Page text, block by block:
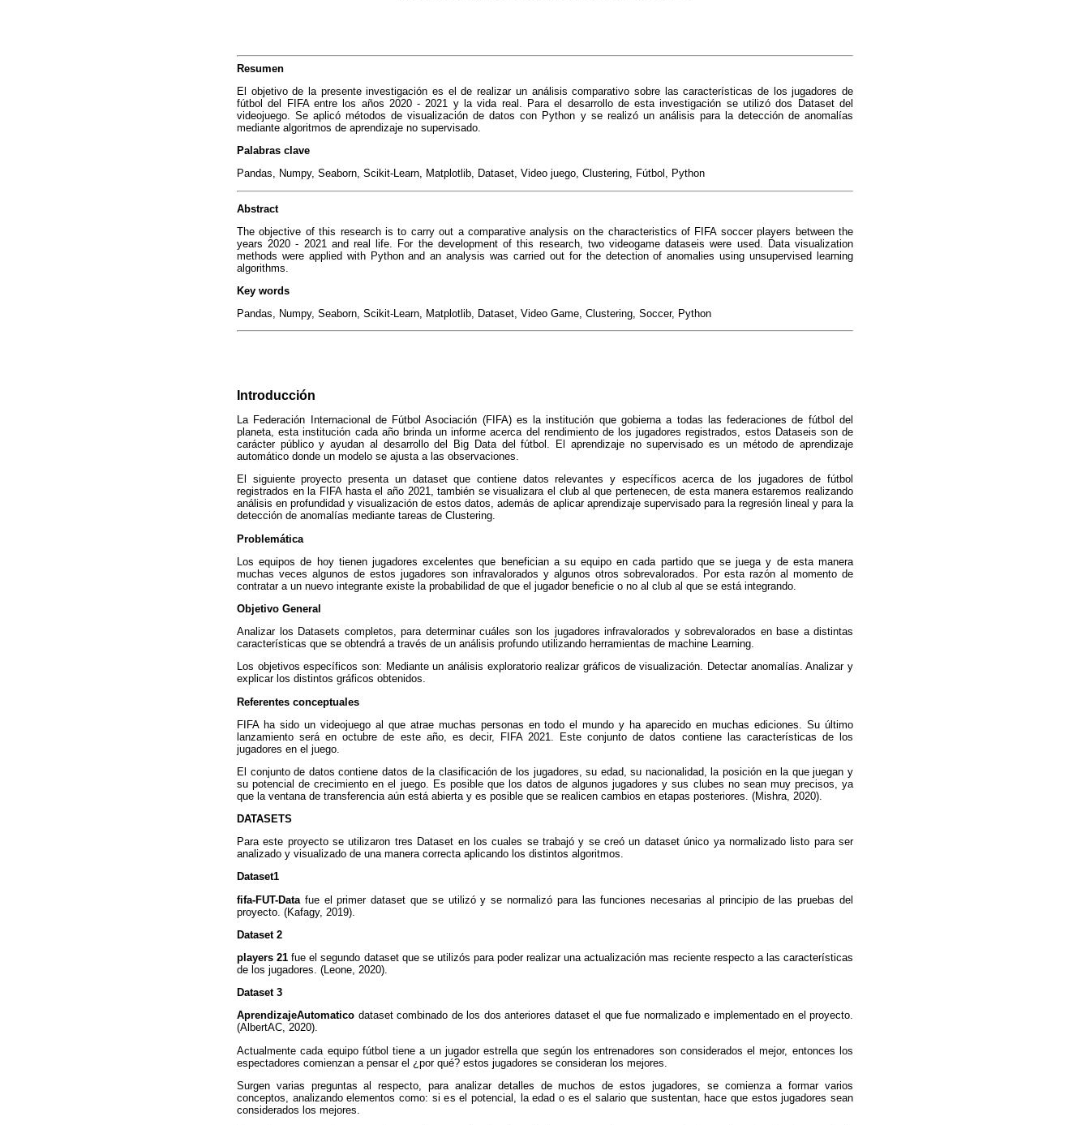
Resumen
El objetivo de la presente investigación es el de realizar un análisis comparativo sobre las características de los jugadores de
fútbol del FIFA entre los años 2020 - 2021 y la vida real. Para el desarrollo de esta investigación se utilizó dos Dataset del
videojuego. Se aplicó métodos de visualización de datos con Python y se realizó un análisis para la detección de anomalías
mediante algoritmos de aprendizaje no supervisado.
Palabras clave
Pandas, Numpy, Seaborn, Scikit-Learn, Matplotlib, Dataset, Video juego, Clustering, Fútbol, Python
Abstract
The objective of this research is to carry out a comparative analysis on the characteristics of FIFA soccer players between the
years 2020 - 2021 and real life. For the development of this research, two videogame dataseis were used. Data visualization
methods were applied with Python and an analysis was carried out for the detection of anomalies using unsupervised learning
algorithms.
Key words
Pandas, Numpy, Seaborn, Scikit-Learn, Matplotlib, Dataset, Video Game, Clustering, Soccer, Python
Introducción
La Federación Internacional de Fútbol Asociación (FIFA) es la institución que gobierna a todas las federaciones de fútbol del
planeta, esta institución cada año brinda un informe acerca del rendimiento de los jugadores registrados, estos Dataseis son de
carácter público y ayudan al desarrollo del Big Data del fútbol. El aprendizaje no supervisado es un método de aprendizaje
automático donde un modelo se ajusta a las observaciones.
El siguiente proyecto presenta un dataset que contiene datos relevantes y específicos acerca de los jugadores de fútbol
registrados en la FIFA hasta el año 2021, también se visualizara el club al que pertenecen, de esta manera estaremos realizando
análisis en profundidad y visualización de estos datos, además de aplicar aprendizaje supervisado para la regresión lineal y para la
detección de anomalías mediante tareas de Clustering.
Problemática
Los equipos de hoy tienen jugadores excelentes que benefician a su equipo en cada partido que se juega y de esta manera
muchas veces algunos de estos jugadores son infravalorados y algunos otros sobrevalorados. Por esta razón al momento de
contratar a un nuevo integrante existe la probabilidad de que el jugador beneficie o no al club al que se está integrando.
Objetivo General
Analizar los Datasets completos, para determinar cuáles son los jugadores infravalorados y sobrevalorados en base a distintas
características que se obtendrá a través de un análisis profundo utilizando herramientas de machine Learning.
Los objetivos específicos son: Mediante un análisis exploratorio realizar gráficos de visualización. Detectar anomalías. Analizar y
explicar los distintos gráficos obtenidos.
Referentes conceptuales
FIFA ha sido un videojuego al que atrae muchas personas en todo el mundo y ha aparecido en muchas ediciones. Su último
lanzamiento será en octubre de este año, es decir, FIFA 2021. Este conjunto de datos contiene las características de los
jugadores en el juego.
El conjunto de datos contiene datos de la clasificación de los jugadores, su edad, su nacionalidad, la posición en la que juegan y
su potencial de crecimiento en el juego. Es posible que los datos de algunos jugadores y sus clubes no sean muy precisos, ya
que la ventana de transferencia aún está abierta y es posible que se realicen cambios en etapas posteriores. (Mishra, 2020).
DATASETS
Para este proyecto se utilizaron tres Dataset en los cuales se trabajó y se creó un dataset único ya normalizado listo para ser
analizado y visualizado de una manera correcta aplicando los distintos algoritmos.
Dataset1
fifa-FUT-Data fue el primer dataset que se utilizó y se normalizó para las funciones necesarias al principio de las pruebas del
proyecto. (Kafagy, 2019).
Dataset 2
players 21fue el segundo dataset que se utilizós para poder realizar una actualización mas reciente respecto a las características
de los jugadores. (Leone, 2020).
Dataset 3
AprendizajeAutomatico dataset combinado de los dos anteriores dataset el que fue normalizado e implementado en el proyecto.
(AlbertAC, 2020).
Actualmente cada equipo fútbol tiene a un jugador estrella que según los entrenadores son considerados el mejor, entonces los
espectadores comienzan a pensar el ¿por qué? estos jugadores se consideran los mejores.
Surgen varias preguntas al respecto, para analizar detalles de muchos de estos jugadores, se comienza a formar varios
conceptos, analizando elementos como: si es el potencial, la edad o es el salario que sustentan, hace que estos jugadores sean
considerados los mejores.